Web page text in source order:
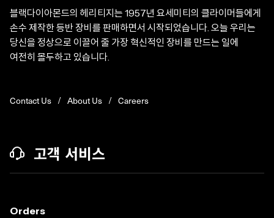
블랙다이아몬드의 헤리티지는 1957년 요세미티의 클라이머들에게
손수 제작한 등반 장비를 판매하면서 시작되었습니다. 오늘 우리는
당신을 정상으로 이끌어 줄 가장 혁신적인 장비를 만드는 일에
여전히 몰두하고 있습니다.
Contact Us About Us Careers
고객 서비스
Orders